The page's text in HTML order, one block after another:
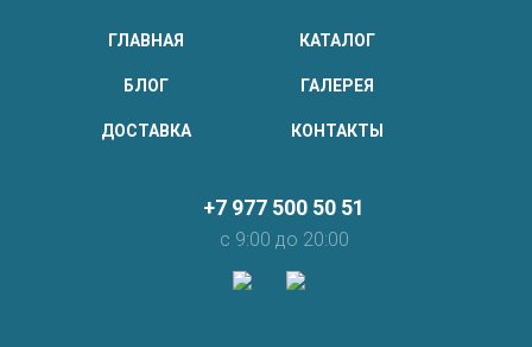
ГЛАВНАЯ КАТАЛОГ
БЛОГ ГАЛЕРЕЯ
ДОСТАВКА КОНТАКТЫ
+7 977 500 50 51
с 9:00 до 20:00